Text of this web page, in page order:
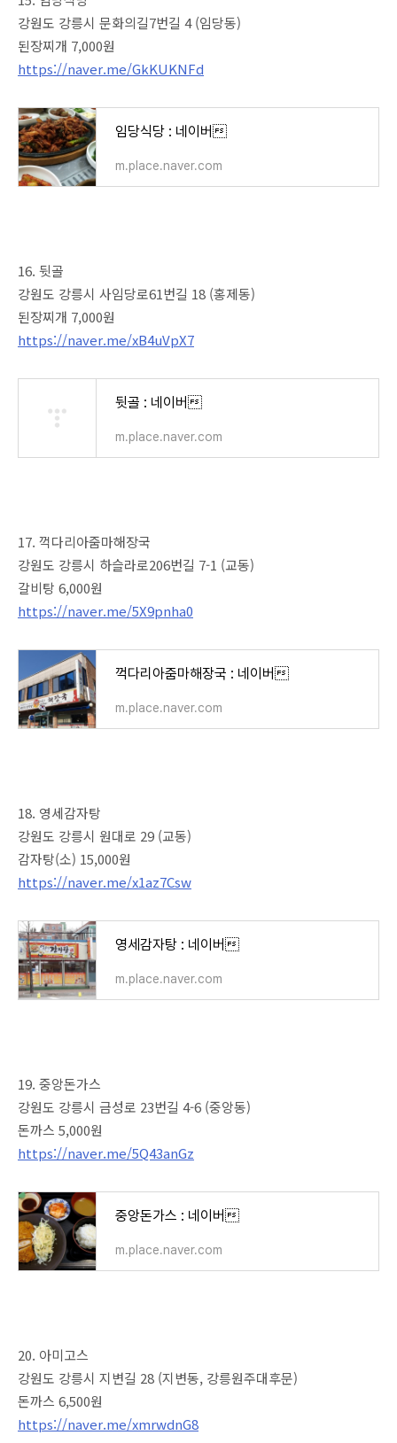
강원도 강릉시 문화의길7번길 4 (임당동)
된장찌개 7,000원
https://naver.me/GkKUKNFd
임당식당 : 네이버
m.place.naver.com
16. 뒷골
강원도 강릉시 사임당로61번길 18 (홍제동)
된장찌개 7,000원
https://naver.me/xB4uVpX7
뒷골 : 네이버
m.place.naver.com
17. 꺽다리아줌마해장국
강원도 강릉시 하슬라로206번길 7-1 (교동)
갈비탕 6,000원
https://naver.me/5X9pnha0
꺽다리아줌마해장국 : 네이버
m.place.naver.com
18. 영세감자탕
강원도 강릉시 원대로 29 (교동)
감자탕(소) 15,000원
https://naver.me/x1az7Csw
영세감자탕 : 네이버
m.place.naver.com
19. 중앙돈가스
강원도 강릉시 금성로 23번길 4-6 (중앙동)
돈까스 5,000원
https://naver.me/5Q43anGz
중앙돈가스 : 네이버
m.place.naver.com
20. 아미고스
강원도 강릉시 지변길 28 (지변동, 강릉원주대후문)
돈까스 6,500원
https://naver.me/xmrwdnG8